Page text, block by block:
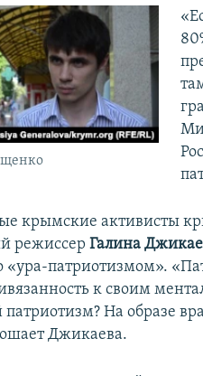
крымские активисты
режиссерГалина
«ура-патриотизмом».
к своим
патриотизм? На образе
Джикаева.